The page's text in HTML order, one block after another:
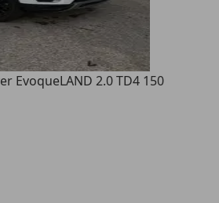
EvoqueLAND 2.0 TD4 150